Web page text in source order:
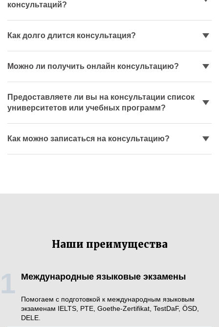
консультаций?
Как долго длится консультация?
Можно ли получить онлайн консультацию?
Предоставляете ли вы на консультации список
университетов или учебных программ?
Как можно записаться на консультацию?
Наши преимущества
Международные языковые экзамены
Помогаем с подготовкой к международным языковым
экзаменам IELTS, PTE, Goethe-Zertifikat, TestDaF, ÖSD,
DELE.